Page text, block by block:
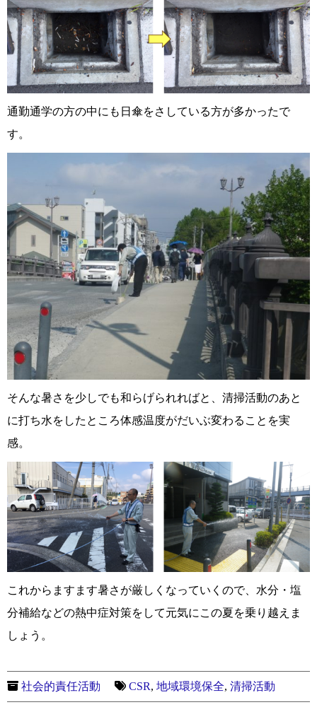
通勤通学の方の中にも日傘をさしている方が多かったで
す。
そんな暑さを少しでも和らげられればと、清掃活動のあと
に打ち水をしたところ体感温度がだいぶ変わることを実
感。
これからますます暑さが厳しくなっていくので、水分・塩
分補給などの熱中症対策をして元気にこの夏を乗り越えま
しょう。
社会的責任活動 CSR, 地域環境保全, 清掃活動